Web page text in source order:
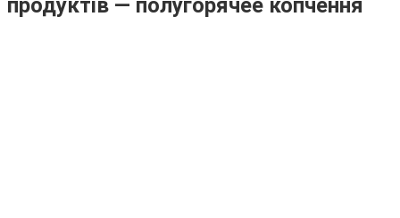
продуктів — полугорячее копчення